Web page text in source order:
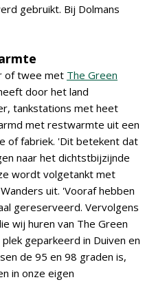
gebruikt. Bij Dolmans
of twee met The Green
door het land
tankstations met heet
met restwarmte uit een
of fabriek. 'Dit betekent dat
naar het dichtstbijzijnde
wordt volgetankt met
uit. 'Vooraf hebben
gereserveerd. Vervolgens
wij huren van The Green
geparkeerd in Duiven en
de 95 en 98 graden is,
in onze eigen